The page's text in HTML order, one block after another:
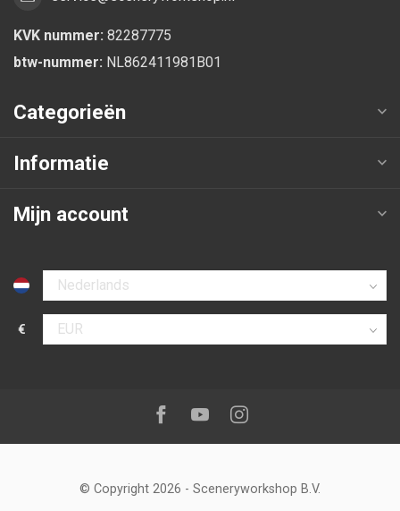
KVK nummer: 82287775
btw-nummer: NL862411981B01
Categorieën
Informatie
Mijn account
Selecteer taal
€
Selecteer valuta
Volg ons op:Facebook
YoutubeInstagram
© Copyright 2026 - Sceneryworkshop B.V.